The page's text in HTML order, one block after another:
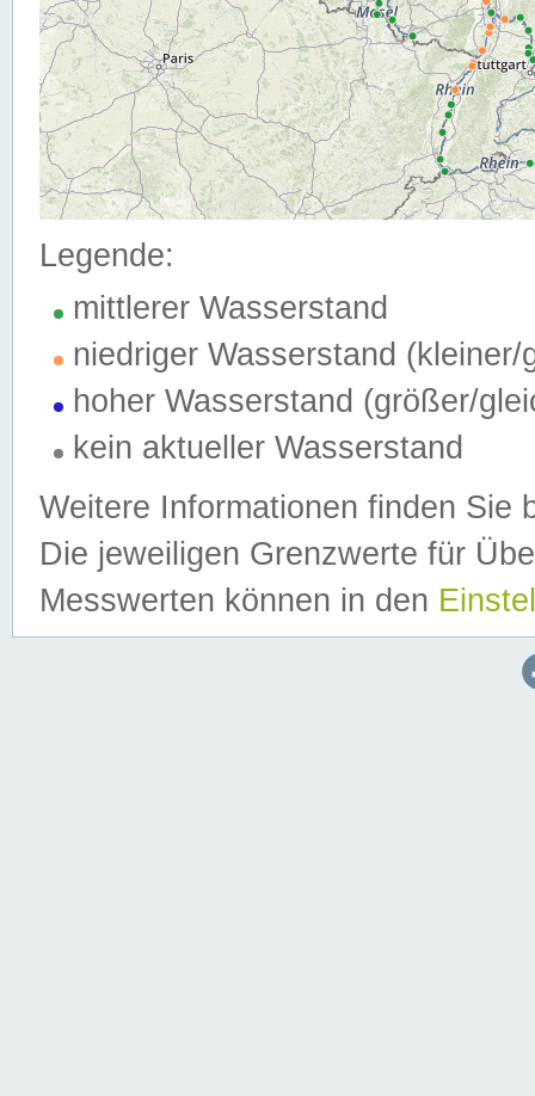
Legende:
mittlerer Wasserstand
niedriger Wasserstand (kleiner/
hoher Wasserstand (größer/
kein aktueller Wasserstand
Weitere Informationen finden Sie
Die jeweiligen Grenzwerte für
Messwerten können in den